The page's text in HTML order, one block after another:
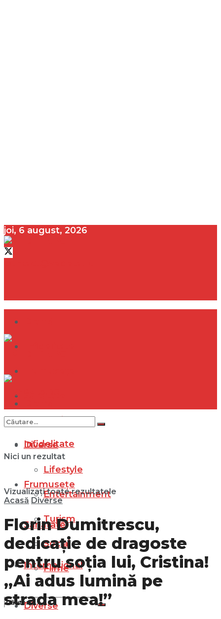
joi, 6 august, 2026
Internațional
Diverse
Lifestyle
Entertainment
Turism
Social
Filme
Infidelitate
Frumusețe
Sănătate
Internațional
Diverse
Nici un rezultat
Vizualizați toate rezultatele
Acasă Diverse
Florin Dumitrescu,
dedicație de dragoste
pentru soția lui, Cristina!
„Ai adus lumină pe
strada mea!”